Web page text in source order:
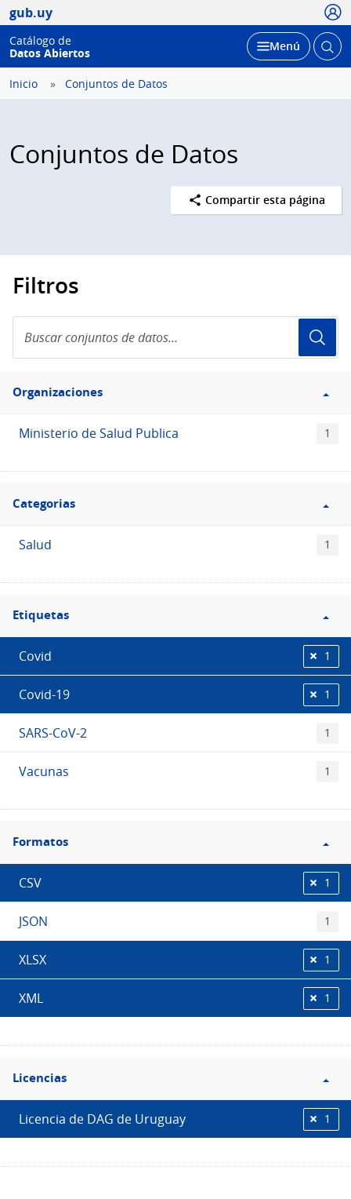
gub.uy
Catálogo de
Datos Abiertos
Desplegar
Menú Abrir
Inicio Conjuntos de Datos
Conjuntos de Datos
Compartir esta página
Filtros
conjuntos
de
Filtro
Organizaciones
Organizaciones
Ministerio de Salud Publica 1
Filtro
Categorias
Categorias
Salud 1
Filtro
Etiquetas
Etiquetas
Covid 1
Covid-19 1
SARS-CoV-2 1
Vacunas 1
Filtro
Formatos
Formatos
CSV 1
JSON 1
XLSX 1
XML 1
Filtro
Licencias
Licencias
Licencia de DAG de Uruguay 1